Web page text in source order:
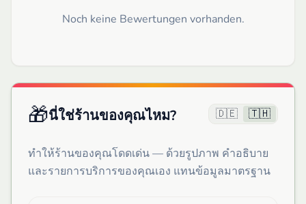
Noch keine Bewertungen vorhanden.
🎁นี่ใช่ร้านของคุณไหม? 🇩🇪 🇹🇭
ทำให้ร้านของคุณโดดเด่น — ด้วยรูปภาพ คำอธิบาย
และรายการบริการของคุณเอง แทนข้อมูลมาตรฐาน